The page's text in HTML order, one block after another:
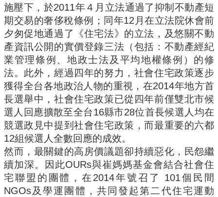
施壓下，於2011年４月立法通過了抑制不動產短
期交易的奢侈稅條例；同年12月在立法院休會前
夕匆促地通過了《住宅法》的立法，及悠關不動
產資訊公開的實價登錄三法（包括：不動產經紀
業管理條例、地政士法及平均地權條例）的修
法。此外，經過四年的努力，社會住宅政策逐步
獲得全台各地政治人物的重視，在2014年地方首
長選舉中，社會住宅政策已從四年前僅雙北市候
選人回應擴散至全台16縣市28位首長候選人均在
競選政見中提到社會住宅政策，而最重要的六都
12組候選人全數回應的成效。
然而，最關鍵的高房價議題卻持續惡化，民怨繼
續加深。因此OURs與崔媽媽基金會結合社會住
宅聯盟的團體，在2014年號召了 101個民間
NGOs及學運團體，共同發起第二代住宅運動